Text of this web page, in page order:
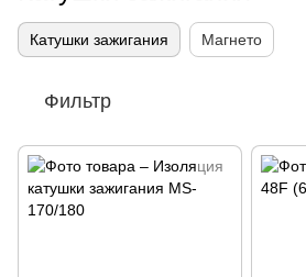
Катушки зажигания Магнето
Фильтр